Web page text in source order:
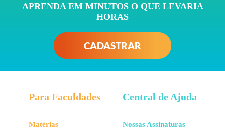
APRENDA EM MINUTOS O QUE LEVARIA
HORAS
CADASTRAR
Para Faculdades
Matérias
Central de Ajuda
Nossas Assinaturas